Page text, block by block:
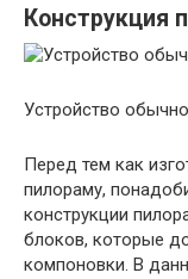
Конструкция
Устройство
Перед тем как
пилораму,
конструкции
блоков, которые
компоновки. В